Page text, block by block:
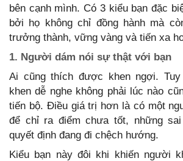
bên cạnh mình. Có 3 kiểu bạn đặc
bởi họ không chỉ đồng hành mà
trưởng thành, vững vàng và tiến xa
1. Người dám nói sự thật với bạn
Ai cũng thích được khen ngợi.
khen dễ nghe không phải lúc nào
tiến bộ. Điều giá trị hơn là có một
để chỉ ra điểm chưa tốt, những
quyết định đang đi chệch hướng.
Kiểu bạn này đôi khi khiến người